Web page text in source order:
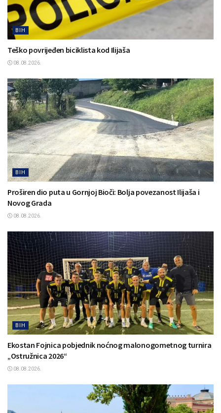
BIH
Teško povrijeđen biciklista kod Ilijaša
08.08.2026.
BIH
Proširen dio puta u Gornjoj Bioči: Bolja povezanost Ilijaša i
Novog Grada
08.08.2026.
BIH
Ekostan Fojnica pobjednik noćnog malonogometnog turnira
„Ostružnica 2026“
08.08.2026.